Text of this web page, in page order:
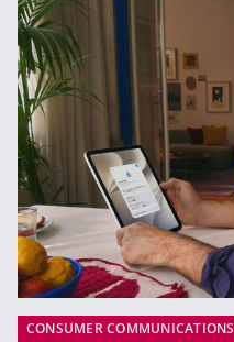
CONSUMER COMMUNICATIONS